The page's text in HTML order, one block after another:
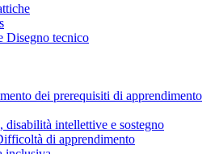
Disegno tecnico
dei prerequisiti di apprendimento
disabilità intellettive e sostegno
di apprendimento